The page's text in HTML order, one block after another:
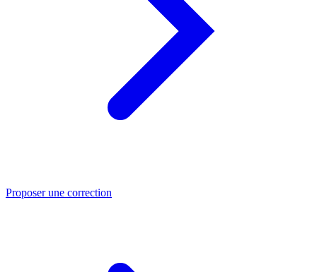
Proposer une correction